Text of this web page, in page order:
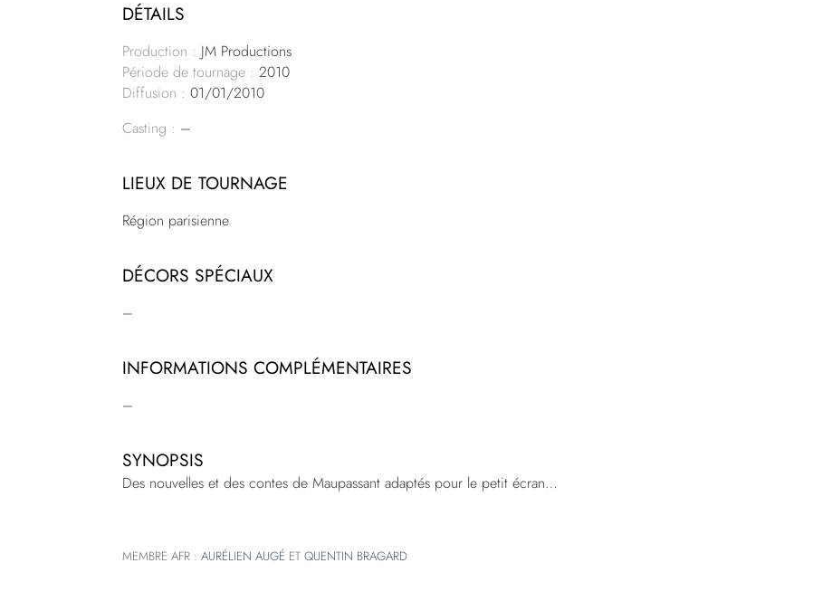
DÉTAILS
Production : JM Productions
Période de tournage : 2010
Diffusion : 01/01/2010
Casting : –
LIEUX DE TOURNAGE
Région parisienne
DÉCORS SPÉCIAUX
–
INFORMATIONS COMPLÉMENTAIRES
–
SYNOPSIS
Des nouvelles et des contes de Maupassant adaptés pour le petit écran…
MEMBRE AFR : AURÉLIEN AUGÉ ET QUENTIN BRAGARD